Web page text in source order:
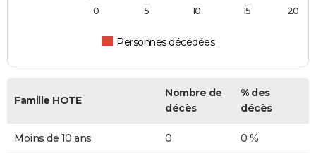
Personnes décédées
0 5 10 15 20
Famille HOTE
Nombre de
décès
% des
décès
Moins de 10 ans 0 0 %